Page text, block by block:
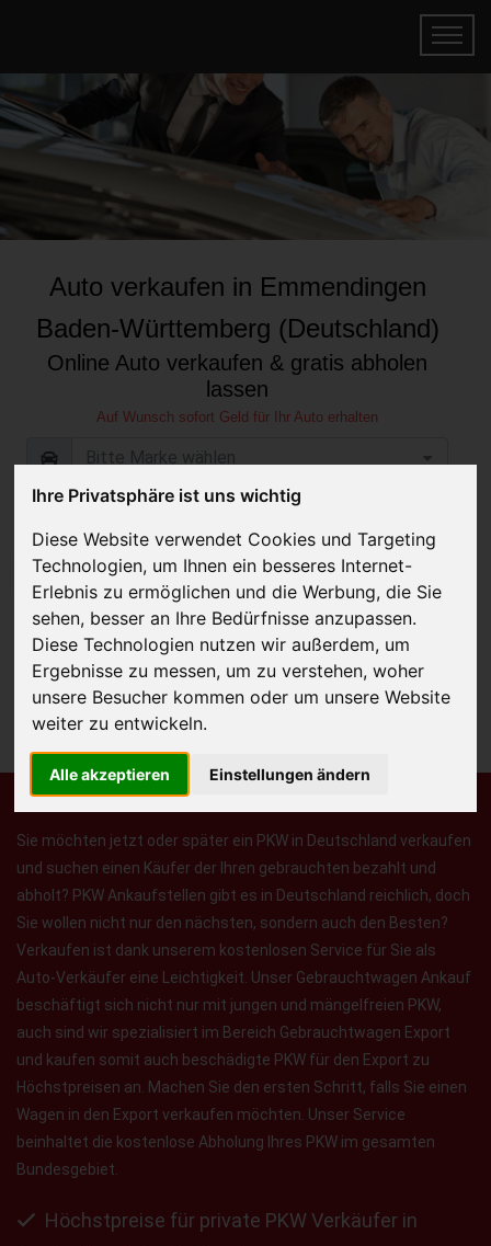
Ihre Privatsphäre ist uns wichtig
Diese Website verwendet Cookies und Targeting
Technologien, um Ihnen ein besseres Internet-
Erlebnis zu ermöglichen und die Werbung, die Sie
sehen, besser an Ihre Bedürfnisse anzupassen.
Diese Technologien nutzen wir außerdem, um
Ergebnisse zu messen, um zu verstehen, woher
unsere Besucher kommen oder um unsere Website
weiter zu entwickeln.
Alle akzeptieren Einstellungen ändern
Auto verkaufen in Emmendingen
Baden-Württemberg (Deutschland)
Online Auto verkaufen & gratis abholen
lassen
Auf Wunsch sofort Geld für Ihr Auto erhalten
JETZT KOSTENLOSE BEWERTUNG
Kostenloses Angebotfür den Ankauf Ihres Autos inklusive der
Abholung, auf Wunsch sofort Geld. Ihre Daten werden nicht mit Dritten
geteilt.
Wir garantieren 100% Sicherheit.
Sie möchten jetzt oder später ein PKW in Deutschland verkaufen
und suchen einen Käufer der Ihren gebrauchten bezahlt und
abholt? PKW Ankaufstellen gibt es in Deutschland reichlich, doch
Sie wollen nicht nur den nächsten, sondern auch den Besten?
Verkaufen ist dank unserem kostenlosen Service für Sie als
Auto-Verkäufer eine Leichtigkeit. Unser Gebrauchtwagen Ankauf
beschäftigt sich nicht nur mit jungen und mängelfreien PKW,
auch sind wir spezialisiert im Bereich Gebrauchtwagen Export
und kaufen somit auch beschädigte PKW für den Export zu
Höchstpreisen an. Machen Sie den ersten Schritt, falls Sie einen
Wagen in den Export verkaufen möchten. Unser Service
beinhaltet die kostenlose Abholung Ihres PKW im gesamten
Bundesgebiet.
Höchstpreise für private PKW Verkäufer in